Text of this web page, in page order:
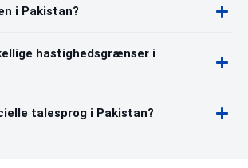
i Pakistan?
hastighedsgrænser i
talesprog i Pakistan?